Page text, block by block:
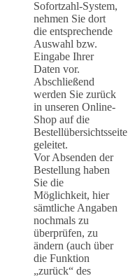
Sofortzahl-System,
nehmen Sie dort
die entsprechende
Auswahl bzw.
Eingabe Ihrer
Daten vor.
Abschließend
werden Sie zurück
in unseren Online-
Shop auf die
Bestellübersichtsseite
geleitet.
Vor Absenden der
Bestellung haben
Sie die
Möglichkeit, hier
sämtliche Angaben
nochmals zu
überprüfen, zu
ändern (auch über
die Funktion
„zurück“ des